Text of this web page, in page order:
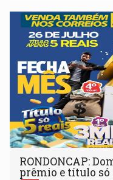
RONDONCAP:
prêmio e título só